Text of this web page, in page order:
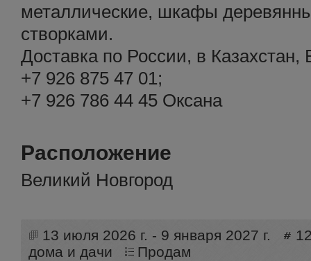
металлические, шкафы
створками.
Доставка по России, в Казахстан,
+7 926 875 47 01;
+7 926 786 44 45 Оксана
Расположение
Великий Новгород
13 июля 2026 г. - 9 января 2027 г.
дома и дачи
Продам